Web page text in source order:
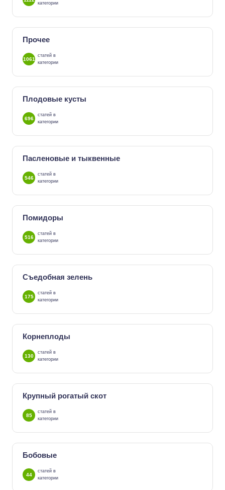
категории
Прочее
1061
статей в
категории
Плодовые кусты
696
статей в
категории
Пасленовые и тыквенные
546
статей в
категории
Помидоры
516
статей в
категории
Съедобная зелень
175
статей в
категории
Корнеплоды
130
статей в
категории
Крупный рогатый скот
85
статей в
категории
Бобовые
44
статей в
категории